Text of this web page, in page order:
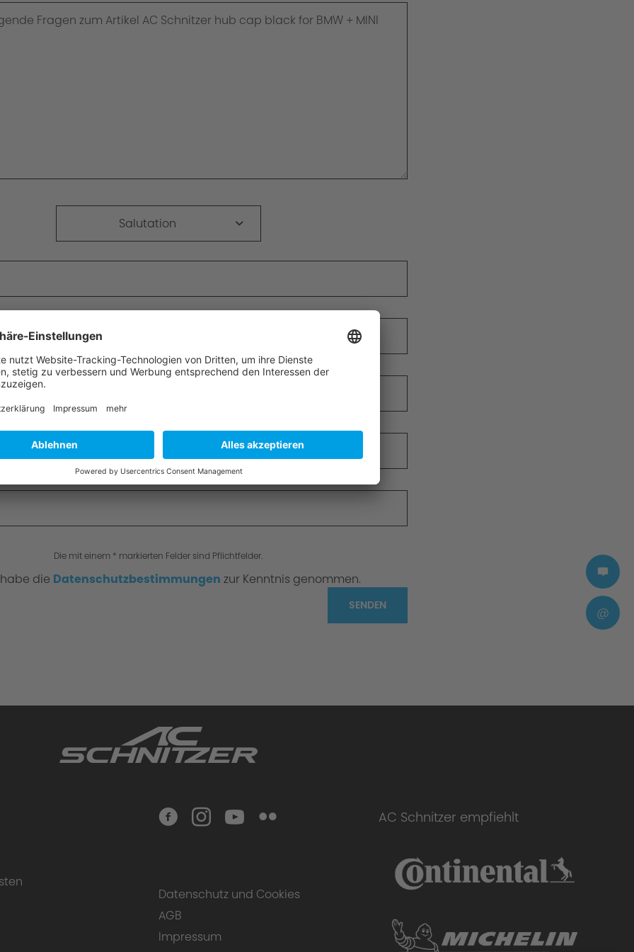
Salutation
Die mit einem * markierten Felder sind Pflichtfelder.
die Datenschutzbestimmungen zur Kenntnis genommen.
SENDEN
Datenschutz und Cookies
AGB
Impressum
AC Schnitzer empfiehlt
@